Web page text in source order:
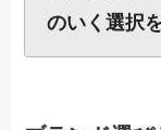
のいく選択